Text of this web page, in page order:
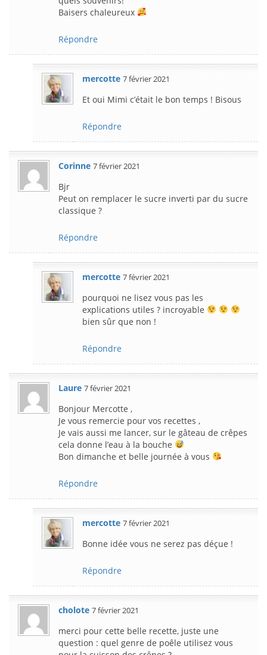
Baisers chaleureux
Répondre
mercotte 7 février 2021
Et oui Mimi c’était le bon temps ! Bisous
Répondre
Corinne 7 février 2021
Bjr
Peut on remplacer le sucre inverti par du sucre
classique ?
Répondre
mercotte 7 février 2021
pourquoi ne lisez vous pas les
explications utiles ? incroyable
bien sûr que non !
Répondre
Laure 7 février 2021
Bonjour Mercotte ,
Je vous remercie pour vos recettes ,
Je vais aussi me lancer, sur le gâteau de crêpes
cela donne l’eau à la bouche
Bon dimanche et belle journée à vous
Répondre
mercotte 7 février 2021
Bonne idée vous ne serez pas déçue !
Répondre
cholote 7 février 2021
merci pour cette belle recette, juste une
question : quel genre de poêle utilisez vous